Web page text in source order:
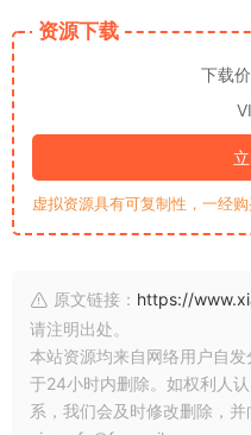
资源下载
下载
虚拟资源具有可复制性，一经
原文链接： https://
请注明出处。
本站资源均来自网络用户自
于24小时内删除。如权利人
系，我们会及时修改删除，